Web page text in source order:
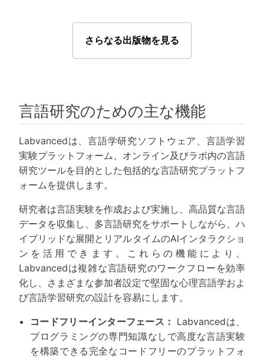
さらなる出版物を見る
言語研究のための主な機能
Labvancedは、言語学研究ソフトウェア、言語学習
実験プラットフォーム、オンライン及びラボ内の言語
研究ツールを目的とした包括的な言語研究プラットフ
ォームを提供します。
研究者は言語実験を作成および実施し、高品質な言語
データを収集し、多言語研究をサポートしながら、ハ
イブリッドな展開とリアルタイムのAIインタラクショ
ンを活用できます。これらの機能により、
Labvancedは複雑な言語研究のワークフローを効率
化し、さまざまな参加者設定で堅固な心理言語学およ
び言語学習研究の設計を容易にします。
コードフリーインターフェース： Labvancedは、
プログラミングの専門知識なしで高度な言語実験
を構築できる完全なコードフリーのプラットフォ